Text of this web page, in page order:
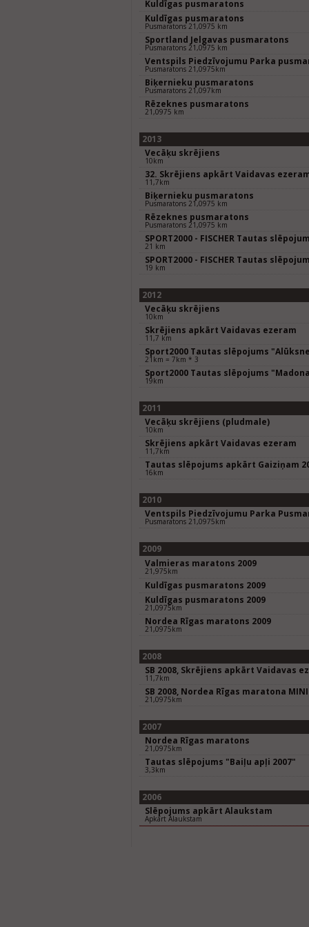
Kuldīgas pusmaratons
Kuldīgas pusmaratons
Pusmaratons 21,0975 km
Sportland Jelgavas pusmaratons
Pusmaratons 21,0975 km
Ventspils Piedzīvojumu Parka
Pusmaratons 21,0975km
Biķernieku pusmaratons
Pusmaratons 21,097km
Rēzeknes pusmaratons
21,0975 km
2013
Vecāķu skrējiens
10km
32. Skrējiens apkārt Vaidavas
11,7km
Biķernieku pusmaratons
Pusmaratons 21,0975 km
Rēzeknes pusmaratons
Pusmaratons 21,0975 km
SPORT2000 - FISCHER Tautas
21 km
SPORT2000 - FISCHER Tautas
19 km
2012
Vecāķu skrējiens
10km
Skrējiens apkārt Vaidavas ezeram
11,7 km
Sport2000 Tautas slēpojums
21km = 7km * 3
Sport2000 Tautas slēpojums
19km
2011
Vecāķu skrējiens (pludmale)
10km
Skrējiens apkārt Vaidavas ezeram
11,7km
Tautas slēpojums apkārt Gaiziņam
16km
2010
Ventspils Piedzīvojumu Parka
Pusmaratons 21,0975km
2009
Valmieras maratons 2009
21,975km
Kuldīgas pusmaratons 2009
Kuldīgas pusmaratons 2009
21,0975km
Nordea Rīgas maratons 2009
21,0975km
2008
SB 2008, Skrējiens apkārt Vaidavas
11,7km
SB 2008, Nordea Rīgas maratona
21,0975km
2007
Nordea Rīgas maratons
21,0975km
Tautas slēpojums "Baiļu apļi 2007"
3,3km
2006
Slēpojums apkārt Alaukstam
Apkārt Alaukstam